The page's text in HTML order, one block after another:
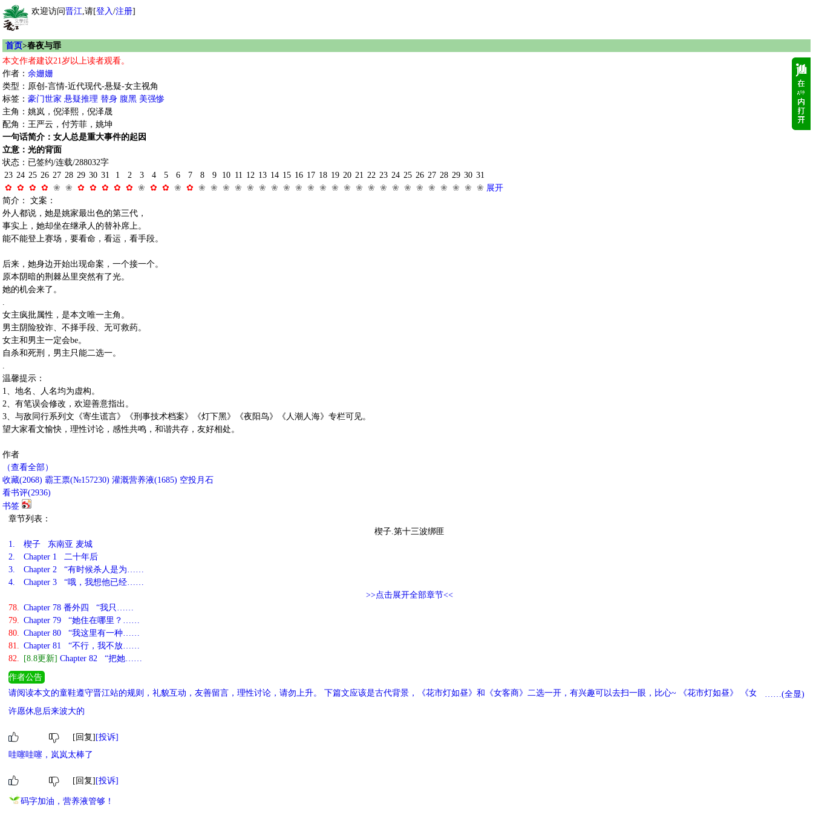
欢迎访问晋江,请[登入/注册]
首页>春夜与罪
本文作者建议21岁以上读者观看。
作者： 余姗姗
类型：原创-言情-近代现代-悬疑-女主视角
标签： 豪门世家 悬疑推理 替身 腹黑 美强惨
主角：姚岚，倪泽熙，倪泽晟
配角：王严云，付芳菲，姚坤
一句话简介：女人总是重大事件的起因
立意：光的背面
状态：已签约/连载/288032字
23
✿
24
✿
25
✿
26
✿
27
❀
28
❀
29
✿
30
✿
31
✿
1
✿
2
✿
3
❀
4
✿
5
✿
6
❀
7
✿
8
❀
9
❀
10
❀
11
❀
12
❀
13
❀
14
❀
15
❀
16
❀
17
❀
18
❀
19
❀
20
❀
21
❀
22
❀
23
❀
24
❀
25
❀
26
❀
27
❀
28
❀
29
❀
30
❀
31
❀ 展开
简介： 文案：
外人都说，她是姚家最出色的第三代，
事实上，她却坐在继承人的替补席上。
能不能登上赛场，要看命，看运，看手段。
后来，她身边开始出现命案，一个接一个。
原本阴暗的荆棘丛里突然有了光。
她的机会来了。
.
女主疯批属性，是本文唯一主角。
男主阴险狡诈、不择手段、无可救药。
女主和男主一定会be。
自杀和死刑，男主只能二选一。
.
温馨提示：
1、地名、人名均为虚构。
2、有笔误会修改，欢迎善意指出。
3、与敌同行系列文《寄生谎言》《刑事技术档案》《灯下黑》《夜阳鸟》《人潮人海》专栏可见。
望大家看文愉快，理性讨论，感性共鸣，和谐共存，友好相处。
作者
（查看全部）
收藏(2068) 霸王票(№157230) 灌溉营养液(1685) 空投月石
看书评(2936)
书签
章节列表：
楔子.第十三波绑匪
1.
楔子 东南亚 麦城
2.
Chapter 1 二十年后
3.
Chapter 2 “有时候杀人是为……
4.
Chapter 3 “哦，我想他已经……
>>点击展开全部章节<<
78. Chapter 78 番外四 “我只……
79. Chapter 79 “她住在哪里？……
80. Chapter 80 “我这里有一种……
81. Chapter 81 “不行，我不放……
82.
[8.8更新] Chapter 82 “把她……
作者公告
请阅读本文的童鞋遵守晋江站的规则，礼貌互动，友善留言，理性讨论，请勿上升。 下篇文应该是古代背景，《花市灯如昼》和《女客商》二选一开，有兴趣可以去扫一眼，比心~ 《花市灯如昼》 《女客商》……(全显)
许愿休息后来波大的
[回复] [投诉]
哇噻哇噻，岚岚太棒了
[回复] [投诉]
码字加油，营养液管够！